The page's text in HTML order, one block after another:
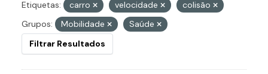
Etiquetas: carro velocidade
colisão
Grupos:
Mobilidade
Saúde
Filtrar Resultados